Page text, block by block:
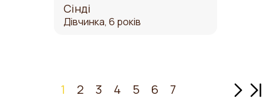
Сінді
Дівчинка, 6 років
1 2 3 4 5 6 7